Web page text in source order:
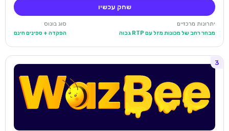
שחק עכשיו
יתרונות מרכזיים
מבחר רחב של מכונות מזל עם RTP גבוה
סוג בונוס
הפקדה + ספינים חינם
3